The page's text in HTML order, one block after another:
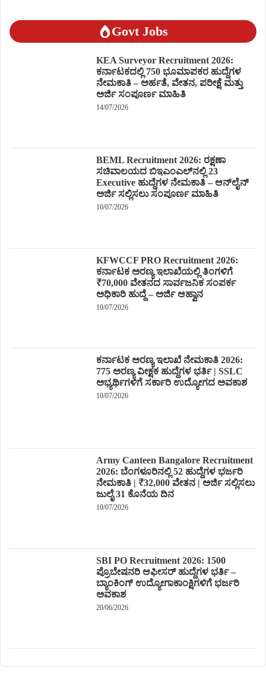
Govt Jobs
KEA Surveyor Recruitment 2026:
ಕರ್ನಾಟಕದಲ್ಲಿ 750 ಭೂಮಾಪಕರ ಹುದ್ದೆಗಳ
ನೇಮಕಾತಿ – ಅರ್ಹತೆ, ವೇತನ, ಪರೀಕ್ಷೆ ಮತ್ತು
ಅರ್ಜಿ ಸಂಪೂರ್ಣ ಮಾಹಿತಿ
14/07/2026
BEML Recruitment 2026: ರಕ್ಷಣಾ
ಸಚಿವಾಲಯದ ಬಿಇಎಂಎಲ್‌ನಲ್ಲಿ 23
Executive ಹುದ್ದೆಗಳ ನೇಮಕಾತಿ – ಆನ್‌ಲೈನ್
ಅರ್ಜಿ ಸಲ್ಲಿಸಲು ಸಂಪೂರ್ಣ ಮಾಹಿತಿ
10/07/2026
KFWCCF PRO Recruitment 2026:
ಕರ್ನಾಟಕ ಅರಣ್ಯ ಇಲಾಖೆಯಲ್ಲಿ ತಿಂಗಳಿಗೆ
₹70,000 ವೇತನದ ಸಾರ್ವಜನಿಕ ಸಂಪರ್ಕ
ಅಧಿಕಾರಿ ಹುದ್ದೆ – ಅರ್ಜಿ ಆಹ್ವಾನ
10/07/2026
ಕರ್ನಾಟಕ ಅರಣ್ಯ ಇಲಾಖೆ ನೇಮಕಾತಿ 2026:
775 ಅರಣ್ಯ ವೀಕ್ಷಕ ಹುದ್ದೆಗಳ ಭರ್ತಿ | SSLC
ಅಭ್ಯರ್ಥಿಗಳಿಗೆ ಸರ್ಕಾರಿ ಉದ್ಯೋಗದ ಅವಕಾಶ
10/07/2026
Army Canteen Bangalore Recruitment
2026: ಬೆಂಗಳೂರಿನಲ್ಲಿ 52 ಹುದ್ದೆಗಳ ಭರ್ಜರಿ
ನೇಮಕಾತಿ | ₹32,000 ವೇತನ | ಅರ್ಜಿ ಸಲ್ಲಿಸಲು
ಜುಲೈ 31 ಕೊನೆಯ ದಿನ
10/07/2026
SBI PO Recruitment 2026: 1500
ಪ್ರೊಬೇಷನರಿ ಆಫೀಸರ್ ಹುದ್ದೆಗಳ ಭರ್ತಿ –
ಬ್ಯಾಂಕಿಂಗ್ ಉದ್ಯೋಗಾಕಾಂಕ್ಷಿಗಳಿಗೆ ಭರ್ಜರಿ
ಅವಕಾಶ
20/06/2026